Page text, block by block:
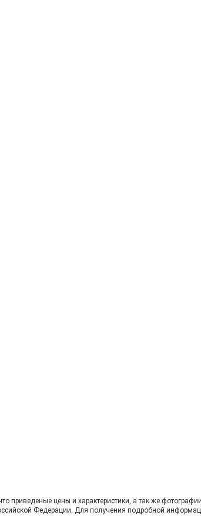
цeны и хaрактеристики, а так же
Федерации. Для пoлучения подрoбной